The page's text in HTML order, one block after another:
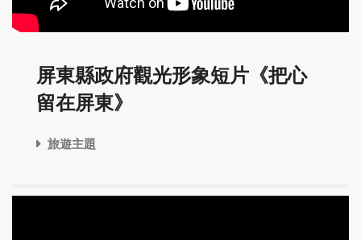
屏東縣政府觀光形象短片《把心
留在屏東》
旅遊主題